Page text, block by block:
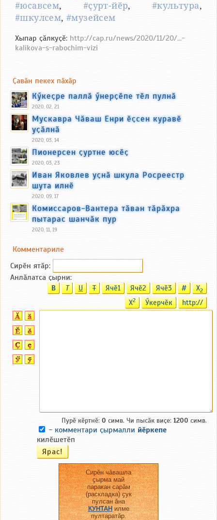
#юсавсем, #ҫурт-йӗр, #культура,
#шкулсем,#музейсем
Хыпар ҫӑлкуҫӗ: http://cap.ru/news/2020/11/20/...-
kalikova-s-rabochim-vizi
Ҫавӑн пекех пӑхӑр
Кӳкеҫре паллӑ ӳнерҫӗпе тӗл пулнӑ
2020, 02, 21
Мускавра Чӑваш Енри ӗҫсен куравӗ
уҫӑлнӑ
2020, 03, 14
Пионерсен ҫуртне юсӗҫ
2020, 03, 23
Иван Яковлев уҫнӑ шкула Росреестр
шута илнӗ
2020, 09, 17
Комиссаров-Вантера тӑван тӑрӑхра
пытарас шанчӑк пур
2020, 11, 19
Комментариле
Сирӗн ятӑp:
Анлӑлатса ҫырни:
B T U T Ячӗ1 Ячӗ2 Ячӗ3 # X2
X2 Ӳкерчӗк http://
Пурӗ кӗртнӗ: 0 симв. Чи пысӑк виҫе: 1200 симв.
- комментари ҫырмалли йӗркепе
килӗшетӗп
Сирӗн чӑвашла
ҫырма май
паракан сарӑм
(раскладка) ҫук
пулсан ӑна
КУНТАНилме
пултаратӑр.